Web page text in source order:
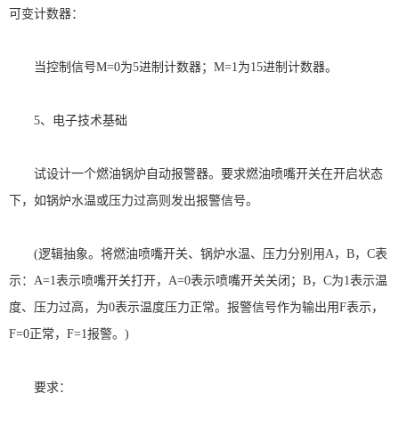
可变计数器：
当控制信号M=0为5进制计数器； M=1为15进制计数器。
5、电子技术基础
试设计一个燃油锅炉自动报警器。要求燃油喷嘴开关在开启状态
下，如锅炉水温或压力过高则发出报警信号。
(逻辑抽象。将燃油喷嘴开关、锅炉水温、压力分别用A， B， C表
示： A=1表示喷嘴开关打开， A=0表示喷嘴开关关闭； B， C为1表示温
度、压力过高，为0表示温度压力正常。报警信号作为输出用F表示，
F=0正常， F=1报警。 )
要求：